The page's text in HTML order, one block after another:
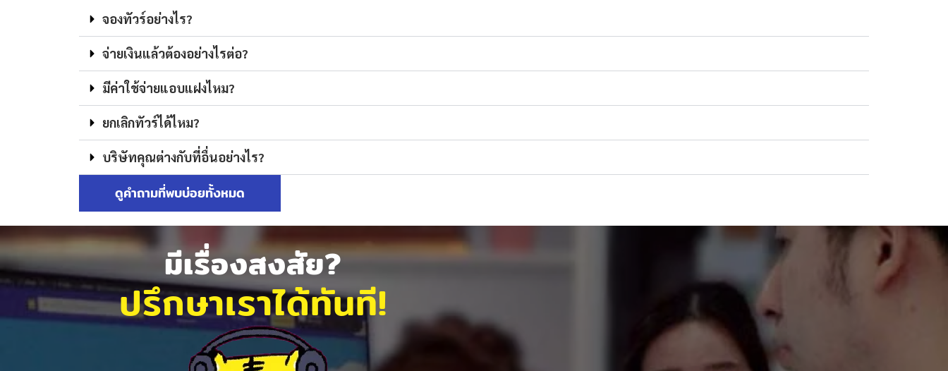
จองทัวร์อย่างไร?
จ่ายเงินแล้วต้องอย่างไรต่อ?
มีค่าใช้จ่ายแอบแฝงไหม?
ยกเลิกทัวร์ได้ไหม?
บริษัทคุณต่างกับที่อื่นอย่างไร?
ดูคำถามที่พบบ่อยทั้งหมด
มีเรื่องสงสัย?
ปรึกษาเราได้ทันที!